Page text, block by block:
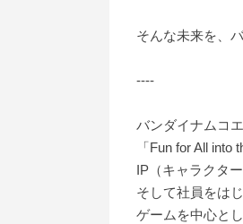
そんな未来を、
----
バンダイナムコ
「Fun for All
IP（キャラクタ
そして社員をは
ゲームを中心と